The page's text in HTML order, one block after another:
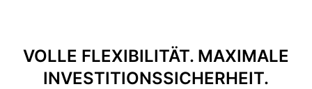
VOLLE FLEXIBILITÄT. MAXIMALE
INVESTITIONSSICHERHEIT.